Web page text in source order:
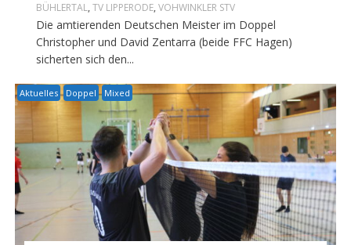
BÜHLERTAL, TV LIPPERODE, VOHWINKLER STV
Die amtierenden Deutschen Meister im Doppel
Christopher und David Zentarra (beide FFC Hagen)
sicherten sich den...
Aktuelles Doppel Mixed